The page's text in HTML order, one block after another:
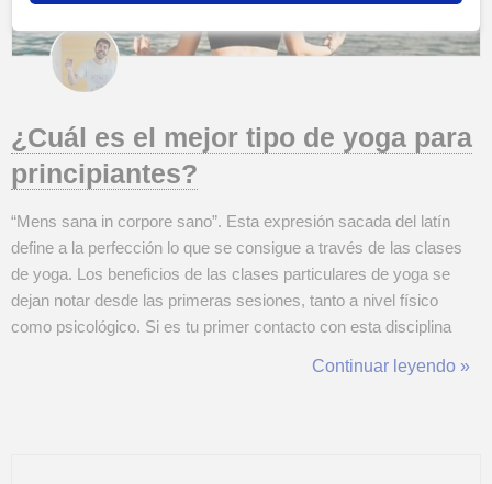
¿Cuál es el mejor tipo de yoga para
principiantes?
“Mens sana in corpore sano”. Esta expresión sacada del latín
define a la perfección lo que se consigue a través de las clases
de yoga. Los beneficios de las clases particulares de yoga se
dejan notar desde las primeras sesiones, tanto a nivel físico
como psicológico. Si es tu primer contacto con esta disciplina
palabras y posturas que se relacionan con el yoga. Nada de lo
Continuar leyendo »